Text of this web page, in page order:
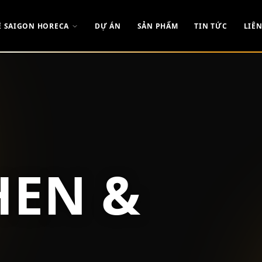
SAIGON HORECA DỰ ÁN SẢN PHẨM TIN TỨC
&